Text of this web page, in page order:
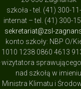
szkoła - tel. (41) 300-11-
internat – tel. (41) 300-
sekretariat@zsl-
konto szkoły: NBP O/
1010 1238 0860 4613
wizytatora
nad szkołą w imieniu
Ministra Klimatu i